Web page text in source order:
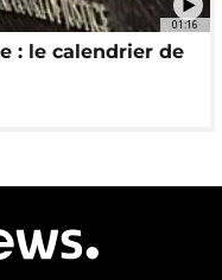
01:16
: le calendrier de